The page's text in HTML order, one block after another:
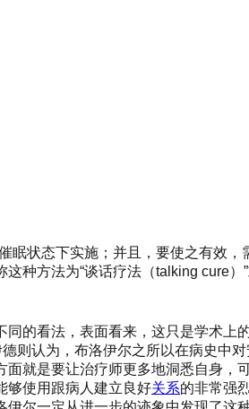
眠状态下实施；并且，要使之有效
种方法为“谈话疗法（talking cure）
的看法，表面看来，这只是学术上
则认为，布洛伊尔之所以在病史中
就是要让治疗师更多地洞悉自身
够使用跟病人建立良好关系的非常强